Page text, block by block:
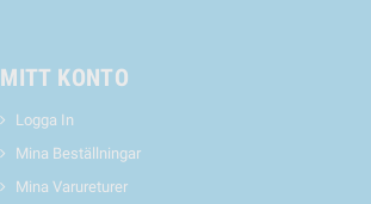
MITT KONTO
Logga In
Mina Beställningar
Mina Varureturer